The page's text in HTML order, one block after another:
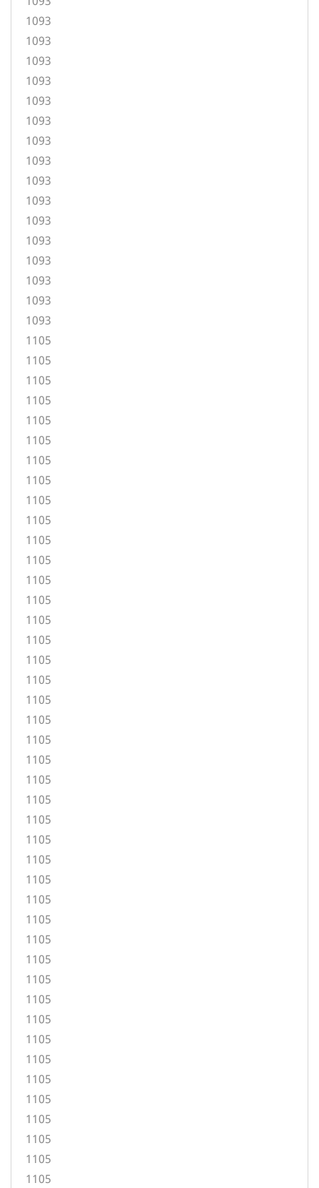
1093
1093
1093
1093
1093
1093
1093
1093
1093
1093
1093
1093
1093
1093
1093
1093
1105
1105
1105
1105
1105
1105
1105
1105
1105
1105
1105
1105
1105
1105
1105
1105
1105
1105
1105
1105
1105
1105
1105
1105
1105
1105
1105
1105
1105
1105
1105
1105
1105
1105
1105
1105
1105
1105
1105
1105
1105
1105
1105